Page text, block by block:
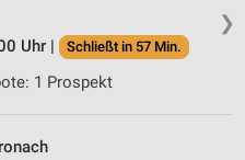
❯
Uhr |
Schließt in 57 Min.
1 Prospekt